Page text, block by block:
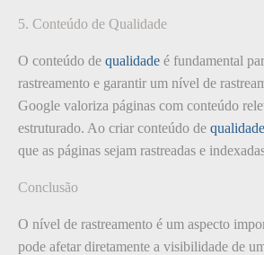
5. Conteúdo de Qualidade
O conteúdo de qualidade é fundamental
rastreamento e garantir um nível de
Google valoriza páginas com conteúdo
estruturado. Ao criar conteúdo de qualidade
que as páginas sejam rastreadas e
Conclusão
O nível de rastreamento é um aspecto
pode afetar diretamente a visibilidade de